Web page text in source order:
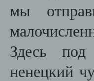
мы
Здесь под
ненецкий